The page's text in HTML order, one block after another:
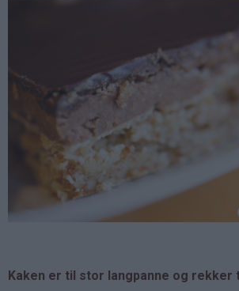
Kaken er til stor langpanne og rekker